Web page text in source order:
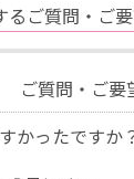
ご質問・ご要
ご質問・ご要
かったですか